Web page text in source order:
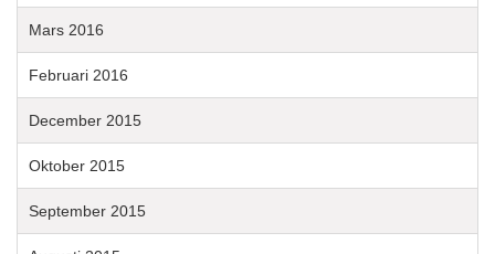
Mars 2016
Februari 2016
December 2015
Oktober 2015
September 2015